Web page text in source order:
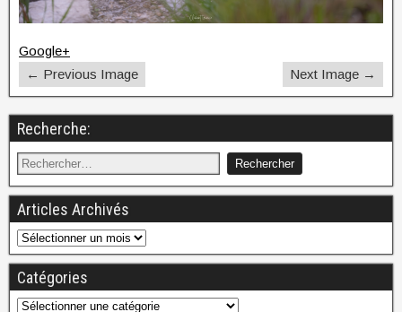
Google+
← Previous Image
Next Image →
Recherche:
Articles Archivés
Catégories